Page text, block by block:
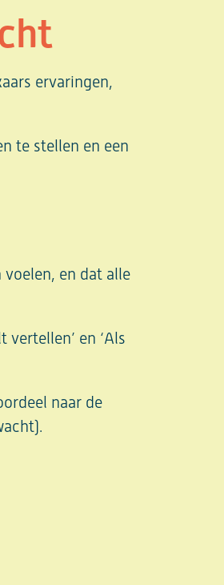
ervaringen,
te stellen en een
en dat alle
vertellen’ en ‘Als
naar de